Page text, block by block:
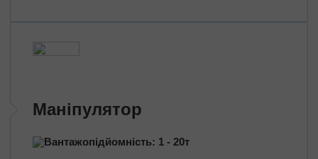
Маніпулятор
Вантажопідйомність: 1 - 20т